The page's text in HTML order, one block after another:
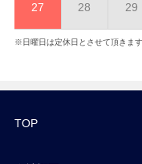
27 28 29
※日曜日は定休日とさせて頂きま
TOP